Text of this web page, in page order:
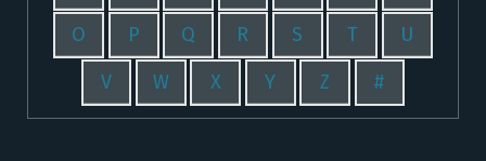
O P Q R S T U
V W X Y Z #